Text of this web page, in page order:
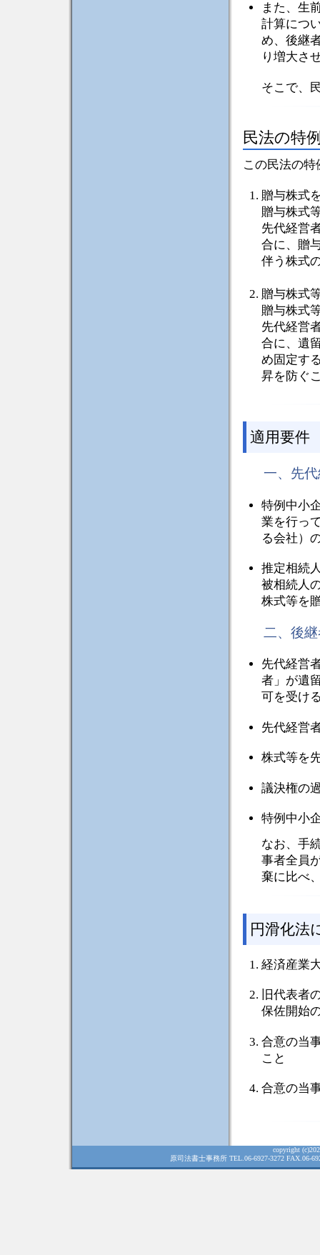
また、生
計算につ
め、後継
り増大さ
そこで、
民法の特
この民法の
贈与株式
贈与株式
先代経営
合に、贈
伴う株式
贈与株式
贈与株式
先代経営
合に、遺
め固定す
昇を防ぐ
適用要件
一、先
特例中小
業を行っ
る会社）
推定相続
被相続人
株式等を
二、後
先代経営
者」が遺
可を受け
先代経営
株式等を
議決権の
特例中小
なお、手
事者全員
棄に比べ
円滑化法
経済産業
旧代表者
保佐開始
合意の当
こと
合意の当
copyright (c)
原司法書士事務所 TEL.06-6927-3272 FAX.06-